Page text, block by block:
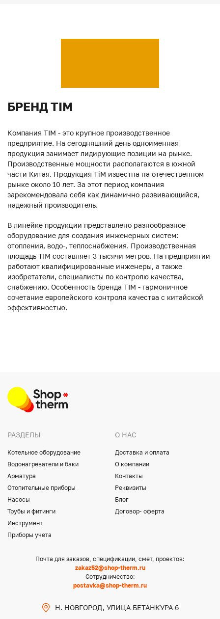
БРЕНД TIM
Компания TIM - это крупное производственное
предприятие. На сегодняшний день одноименная
продукция занимает лидирующие позиции на рынке.
Производственные мощности располагаются в южной
части Китая. Продукция ТiM известна на отечественном
рынке около 10 лет. За этот период компания
зарекомендовала себя как динамично развивающийся,
надежный производитель.
В линейке продукции представлено разнообразное
оборудование для создания инженерных систем:
отопления, водо-, теплоснабжения. Производственная
площадь TIM составляет 3 тысячи метров. На предприятии
работают квалифицированные инженеры, а также
изобретатели, специалисты по контролю качества,
снабжению. Особенность бренда TIM - гармоничное
сочетание европейского контроля качества с китайской
эффективностью.
РАЗДЕЛЫ
Котельное оборудование
Водонагреватели и баки
Арматура
Отопительные приборы
Насосы
Трубы и фитинги
Инструмент
Приборы учета
О НАС
Доставка и оплата
О компании
Контакты
Реквизиты
Блог
Договор- оферта
Почта для заказов, спецификации, смет, проектов:
zakaz52@shop-therm.ru
Сотрудничество:
postavka@shop-therm.ru
Н. НОВГОРОД, УЛИЦА БЕТАНКУРА 6